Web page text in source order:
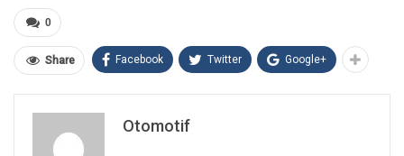
0
Share Facebook Twitter Google+
Otomotif